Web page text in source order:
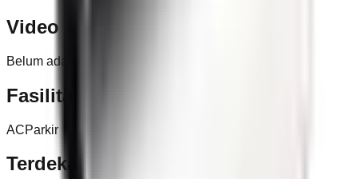
Video
Belum ada video untuk properti ini.
Fasilitas
ACParkir
Terdekat